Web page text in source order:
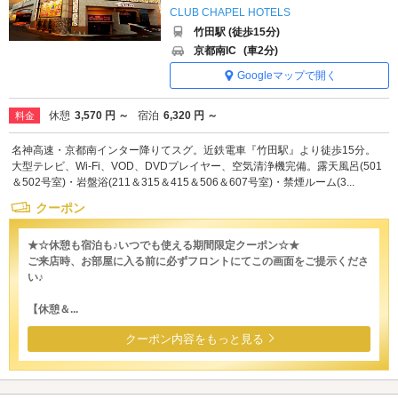
CLUB CHAPEL HOTELS
竹田駅 (徒歩15分)
京都南IC (車2分)
Googleマップで開く
料金 休憩 3,570 円 ～ 宿泊 6,320 円 ～
名神高速・京都南インター降りてスグ。近鉄電車『竹田駅』より徒歩15分。
大型テレビ、Wi-Fi、VOD、DVDプレイヤー、空気清浄機完備。露天風呂(501
＆502号室)・岩盤浴(211＆315＆415＆506＆607号室)・禁煙ルーム(3...
クーポン
★☆休憩も宿泊も♪いつでも使える期間限定クーポン☆★
ご来店時、お部屋に入る前に必ずフロントにてこの画面をご提示くださ
い♪
【休憩＆...
クーポン内容をもっと見る